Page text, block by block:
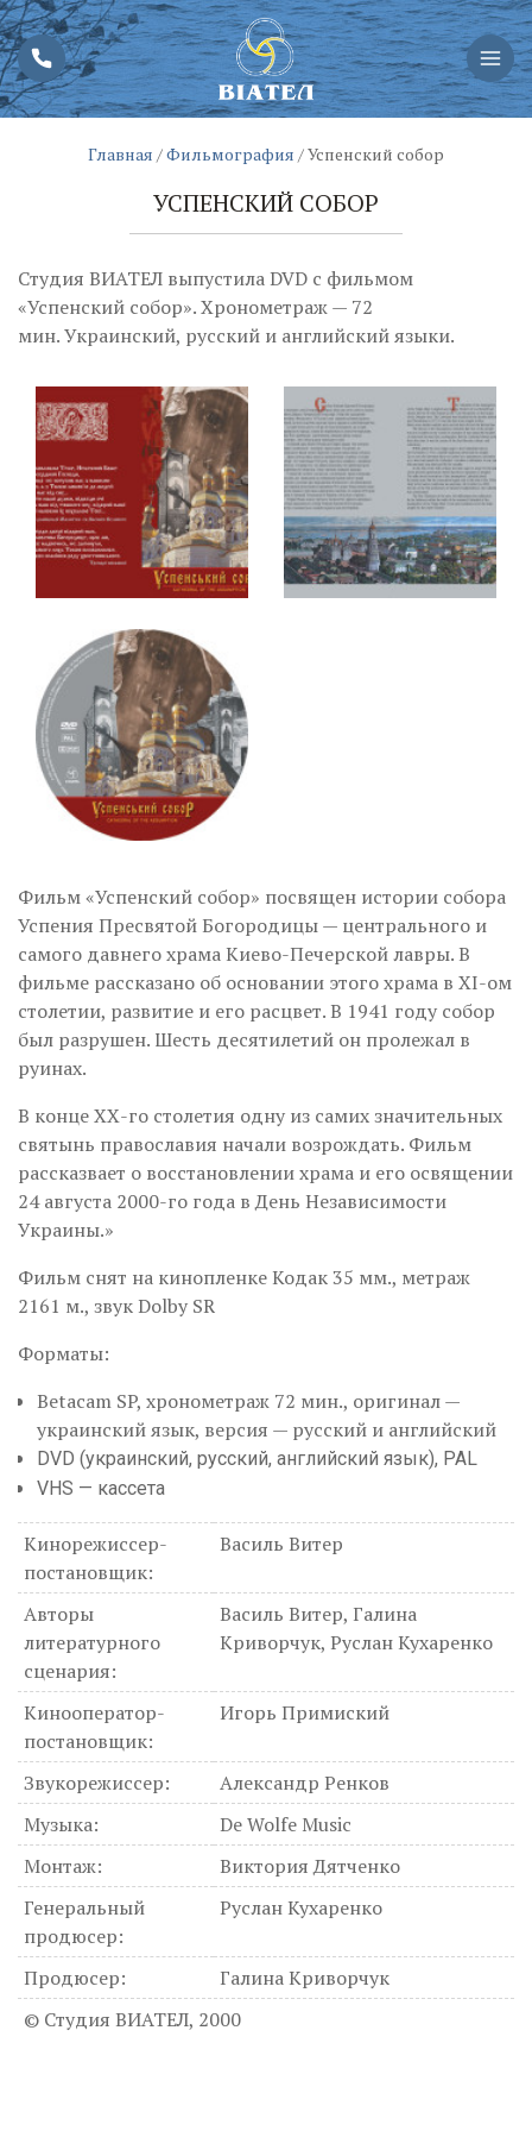
Главная /Фильмография /Успенский собор
УСПЕНСКИЙ СОБОР
Студия ВИАТЕЛ выпустила DVD с фильмом
«Успенский собор». Хронометраж — 72
мин. Украинский, русский и английский языки.
Фильм «Успенский собор» посвящен истории собора
Успения Пресвятой Богородицы — центрального и
самого давнего храма Киево-Печерской лавры. В
фильме рассказано об основании этого храма в ХІ-ом
столетии, развитие и его расцвет. В 1941 году собор
был разрушен. Шесть десятилетий он пролежал в
руинах.
В конце ХХ-го столетия одну из самих значительных
святынь православия начали возрождать. Фильм
рассказвает о восстановлении храма и его освящении
24 августа 2000-го года в День Независимости
Украины.»
Фильм снят на кинопленке Кодак 35 мм., метраж
2161 м., звук Dolby SR
Форматы:
Betacam SP, хронометраж 72 мин., оригинал —
украинский язык, версия — русский и английский
DVD (украинский, русский, английский язык), PAL
VHS — кассета
Кинорежиссер-
постановщик:
Василь Витер
Авторы
литературного
сценария:
Василь Витер, Галина
Криворчук, Руслан Кухаренко
Кинооператор-
постановщик:
Игорь Примиский
Звукорежиссер:
Александр Ренков
Музыка:
De Wolfe Music
Монтаж:
Виктория Дятченко
Генеральный
продюсер:
Руслан Кухаренко
Продюсер:
Галина Криворчук
© Студия ВИАТЕЛ, 2000